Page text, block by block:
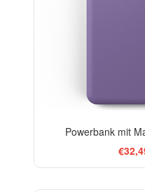
Powerbank mit